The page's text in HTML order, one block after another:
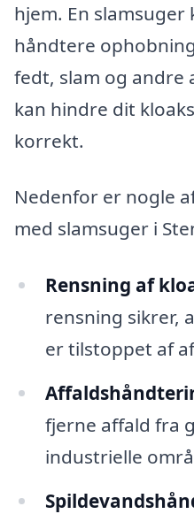
hjem. En
håndtere
fedt, slam og andre
kan hindre dit
korrekt.
Nedenfor er nogle
med slamsuger i
Rensning af
rensning sikrer,
er tilstoppet af
fjerne affald fra
industrielle